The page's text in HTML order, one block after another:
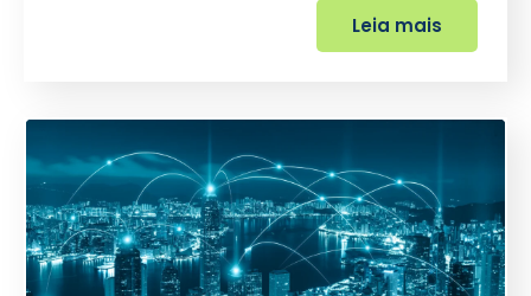
Leia mais